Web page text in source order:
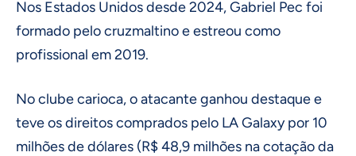
Nos Estados Unidos desde 2024, Gabriel Pec foi
formado pelo cruzmaltino e estreou como
profissional em 2019.
No clube carioca, o atacante ganhou destaque e
teve os direitos comprados pelo LA Galaxy por 10
milhões de dólares (R$ 48,9 milhões na cotação da